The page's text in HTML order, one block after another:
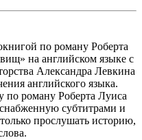
по роману Роберта
на английском языке с
Александра Левкина
английского языка.
по роману Роберта Луиса
субтитрами и
прослушать историю,